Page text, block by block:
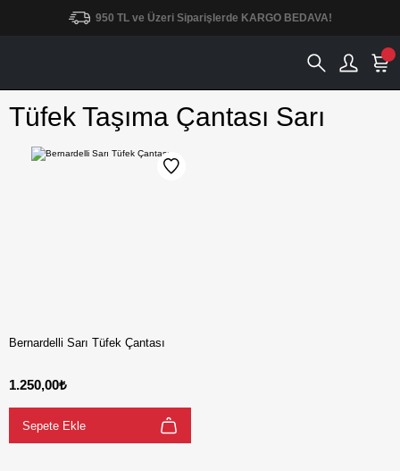
950 TL ve Üzeri Siparişlerde KARGO BEDAVA!
Tüfek Taşıma Çantası Sarı
Bernardelli Sarı Tüfek Çantası
1.250,00₺
Sepete Ekle